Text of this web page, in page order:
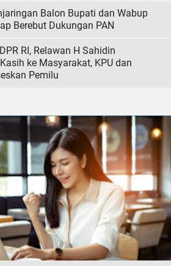
Balon Bupati dan Wabup
Berebut Dukungan PAN
RI, Relawan H Sahidin
ke Masyarakat, KPU dan
Pemilu